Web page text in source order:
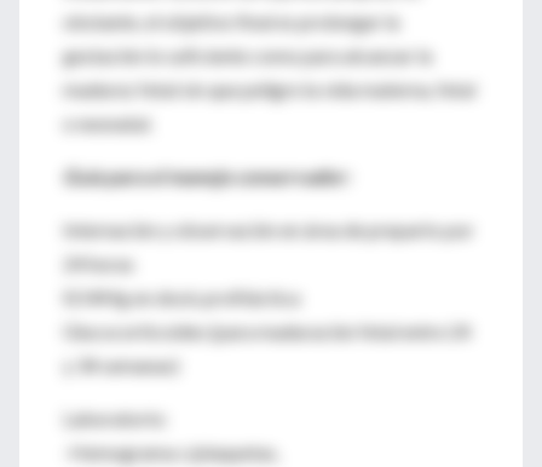
obstante, el objetivo final es prolongar la
gestación lo suficiente como para alcanzar la
madurez fetal sin que peligre la vida materna, fetal
o neonatal.
Guía para el manejo conservador:
Internación y observación en área de preparto por
24 horas
SO4Mg en dosis profiláctica
Glucocorticoides (para maduración fetal entre 24
y 34 semanas)
Laboratorio:
-Hemograma c/plaquetas,